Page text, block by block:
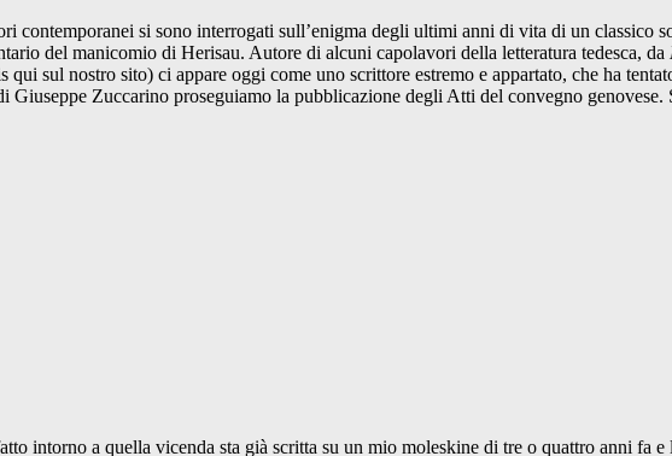
si sono interrogati sull’enigma degli ultimi anni di vita di un classico
del manicomio di Herisau. Autore di alcuni capolavori della letteratura tedesca, da
qui sul nostro sito) ci appare oggi come uno scrittore estremo e appartato, che ha
Zuccarino proseguiamo la pubblicazione degli Atti del convegno genovese.
intorno a quella vicenda sta già scritta su un mio moleskine di tre o quattro anni fa